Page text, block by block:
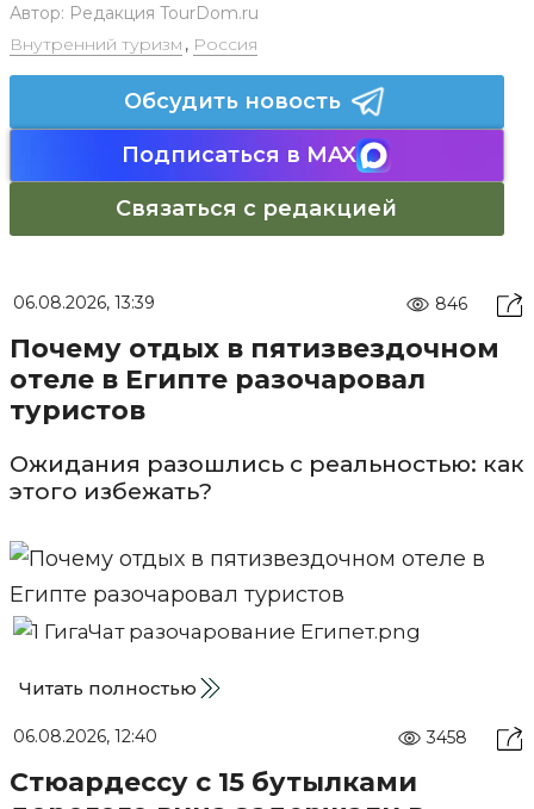
Автор: Редакция TourDom.ru
Внутренний туризм , Россия
Обсудить новость
Подписаться в MAX
Связаться с редакцией
06.08.2026, 13:39 846
Почему отдых в пятизвездочном
отеле в Египте разочаровал
туристов
Ожидания разошлись с реальностью: как
этого избежать?
Читать полностью
06.08.2026, 12:40 3458
Стюардессу с 15 бутылками